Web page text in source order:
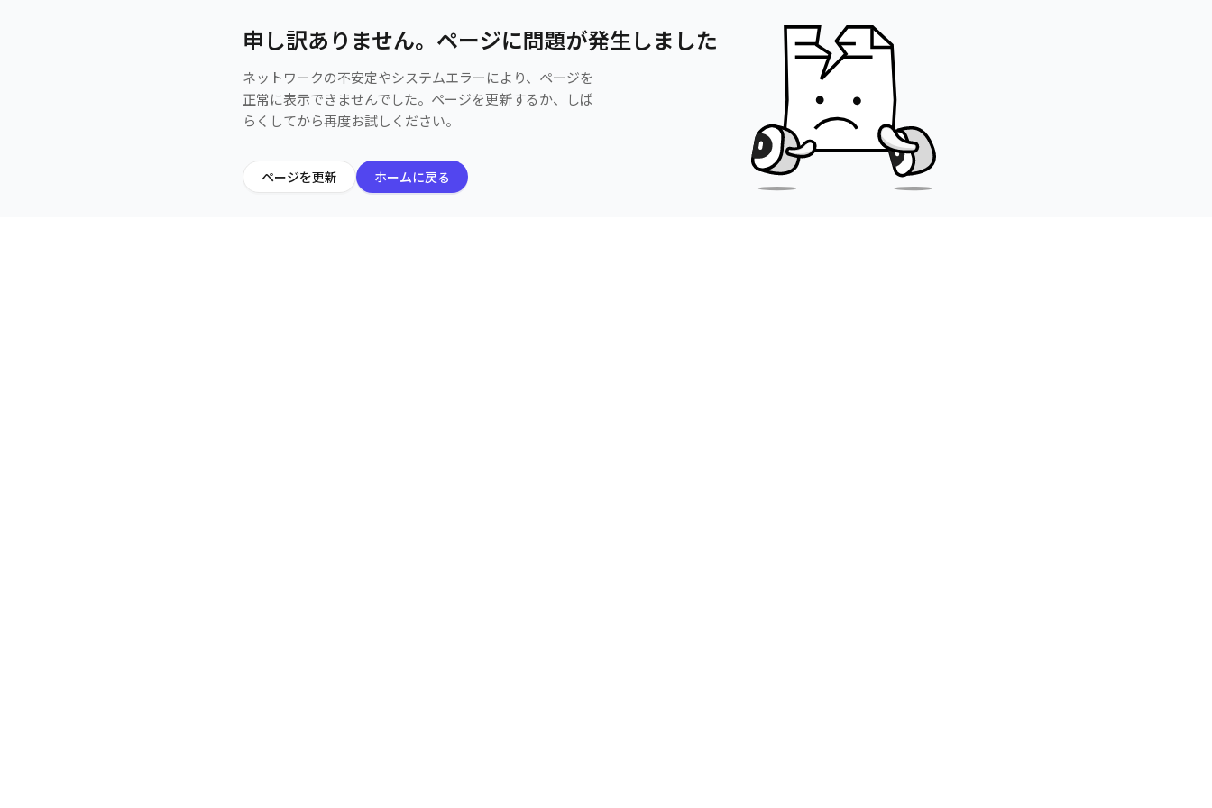
申し訳ありません。ページに問題が発生しました
ネットワークの不安定やシステムエラーにより、ページを
正常に表示できませんでした。ページを更新するか、しば
らくしてから再度お試しください。
ページを更新 ホームに戻る